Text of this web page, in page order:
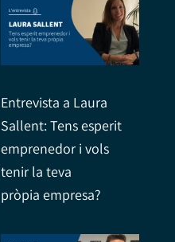
Entrevista a Laura
Sallent: Tens esperit
emprenedor i vols
tenir la teva
pròpia empresa?